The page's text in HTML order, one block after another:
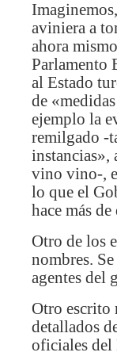
aviniera a
ahora
Parlamento
al Estado
de
ejemplo la
remilgado -
instancias»,
vino vino-,
lo que el
hace más
Otro de los
nombres.
agentes del
Otro escrito
detallados
oficiales del